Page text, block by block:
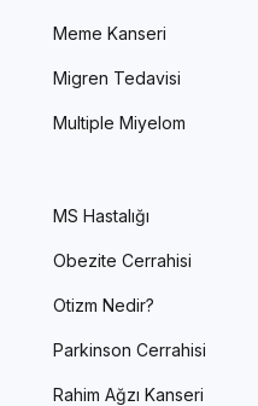
Meme Kanseri
Migren Tedavisi
Multiple Miyelom
MS Hastalığı
Obezite Cerrahisi
Otizm Nedir?
Parkinson Cerrahisi
Rahim Ağzı Kanseri